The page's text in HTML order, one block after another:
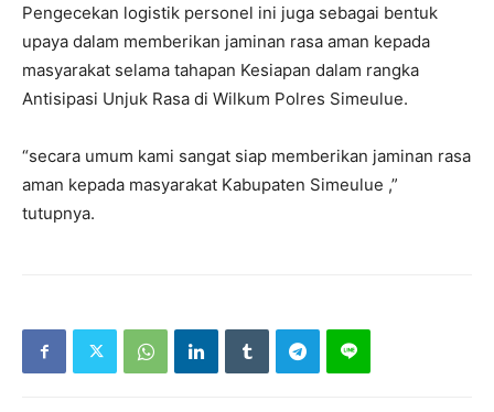
Pengecekan logistik personel ini juga sebagai bentuk
upaya dalam memberikan jaminan rasa aman kepada
masyarakat selama tahapan Kesiapan dalam rangka
Antisipasi Unjuk Rasa di Wilkum Polres Simeulue.
“secara umum kami sangat siap memberikan jaminan rasa
aman kepada masyarakat Kabupaten Simeulue ,”
tutupnya.